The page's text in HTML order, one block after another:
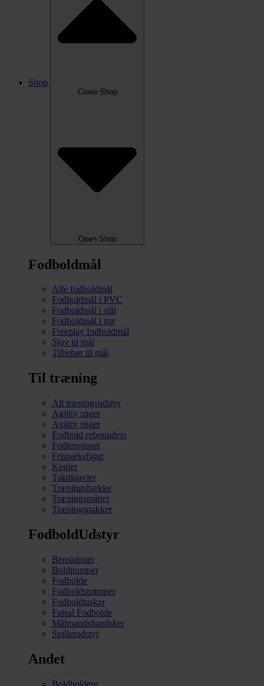
Shop
Close Shop
Open Shop
Fodboldmål
Alle fodboldmål
Fodboldmål i PVC
Fodboldmål i stål
Fodboldmål i træ
Freeplay fodboldmål
Sjov til mål
Tilbehør til mål
Til træning
Alt træningsudstyr
Agility stiger
Agility stiger
Fodbold rebounders
Fodtennisnet
Frisparksfigur
Kegler
Taktiktavler
Træningshække
Træningsmåtter
Træningspakker
FodboldUdstyr
Benskinner
Boldpumper
Fodbolde
Fodboldstrømper
Fodboldtasker
Futsal Fodbolde
Målmandshandsker
Spillerudstyr
Andet
Boldholdere